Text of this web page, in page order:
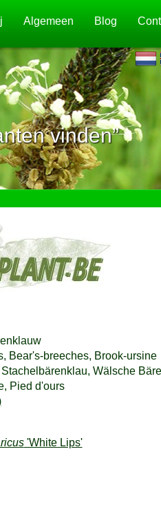
Algemeen Blog
vinden”
Bear's-breeches, Brook-ursine
Wälsche
Pied d'ours
'White Lips'